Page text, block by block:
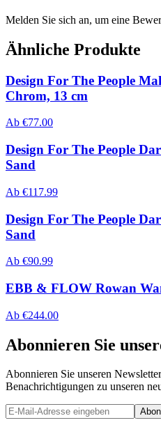
Melden Sie sich an, um eine
Ähnliche Produkte
Design For The People
Chrom, 13 cm
Ab €77.00
Design For The People
Sand
Ab €117.99
Design For The People
Sand
Ab €90.99
EBB & FLOW Rowan
Ab €244.00
Abonnieren Sie
Abonnieren Sie unseren
Benachrichtigungen zu unseren